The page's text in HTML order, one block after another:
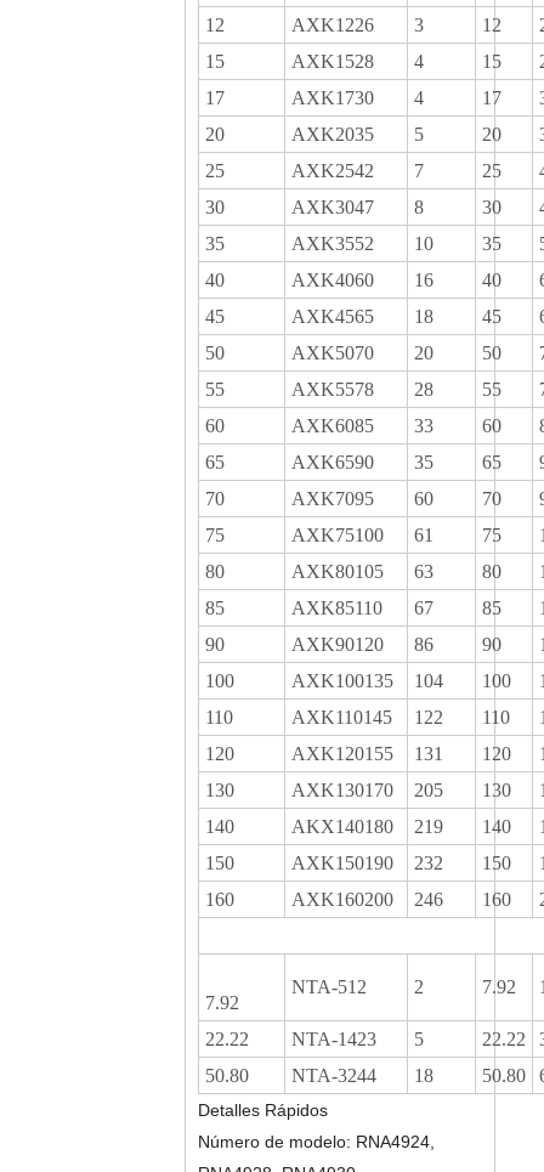
12
AXK1226 3 12
15
AXK1528 4 15
17
AXK1730 4 17
20
AXK2035 5 20
25
AXK2542 7 25
30
AXK3047 8 30
35
AXK3552 10 35
40
AXK4060 16 40
45
AXK4565 18 45
50
AXK5070 20 50
55
AXK5578 28 55
60
AXK6085 33 60
65
AXK6590 35 65
70
AXK7095 60 70
75
AXK75100 61 75
80
AXK80105 63 80
85
AXK85110 67 85
90
AXK90120 86 90
100
AXK100135 104 100
110
AXK110145 122 110
120
AXK120155 131 120
130
AXK130170 205 130
140
AKX140180 219 140
150
AXK150190 232 150
160
AXK160200 246 160
7.92
NTA-512 2 7.92
22.22 NTA-1423 5 22.22
50.80
NTA-3244 18 50.80
Detalles Rápidos
Número de modelo: RNA4924,